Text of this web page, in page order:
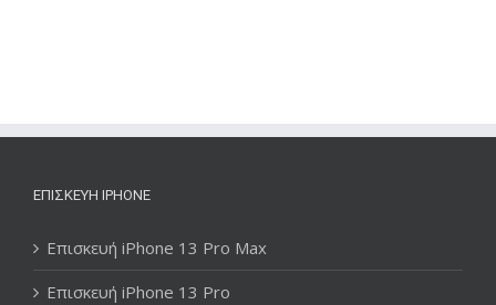
ΕΠΙΣΚΕΥΉ IPHONE
Επισκευή iPhone 13 Pro Max
Επισκευή iPhone 13 Pro